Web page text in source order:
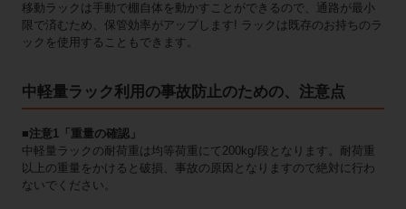
移動ラックは手動で棚自体を動かすことができるので、通路が最小
限で済むため、保管効率がアップします! ラックは既存のお持ちのラ
ックを使用することもできます。
中軽量ラック利用の事故防止のための、注意点
■注意1「重量の確認」
中軽量ラックの耐荷重は均等荷重にて200kg/段となります。耐荷重
以上の重量をかけると破損、事故の原因となりますので絶対に行わ
ないでください。